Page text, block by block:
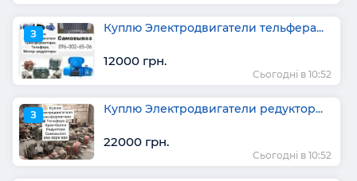
З Куплю Электродвигатели тельфера...
12000 грн.
Сьогодні в 10:52
З Куплю Электродвигатели редуктор...
22000 грн.
Сьогодні в 10:52